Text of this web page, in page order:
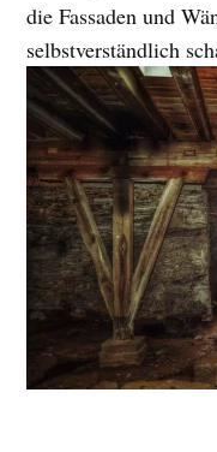
die Fassaden und
selbstverständlich